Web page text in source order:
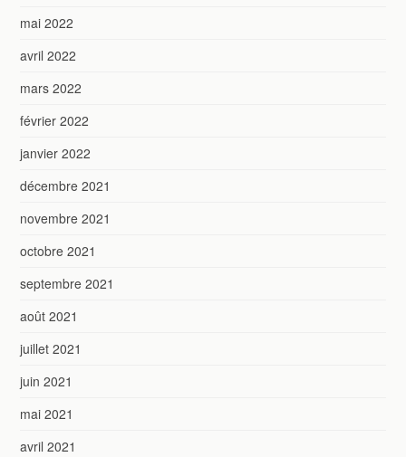
mai 2022
avril 2022
mars 2022
février 2022
janvier 2022
décembre 2021
novembre 2021
octobre 2021
septembre 2021
août 2021
juillet 2021
juin 2021
mai 2021
avril 2021